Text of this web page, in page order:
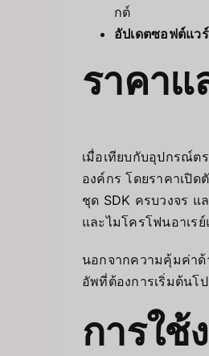
กต์
อัปเดตซอฟต์แว
ราคา
เมื่อเทียบกับอุปกรณ์ต
องค์กร โดยราคาเปิ
ชุด SDK ครบวงจร แ
และไมโครโฟนอาเร
นอกจากความคุ้มค่า
อัพที่ต้องการเริ่มต้นโ
การใช้